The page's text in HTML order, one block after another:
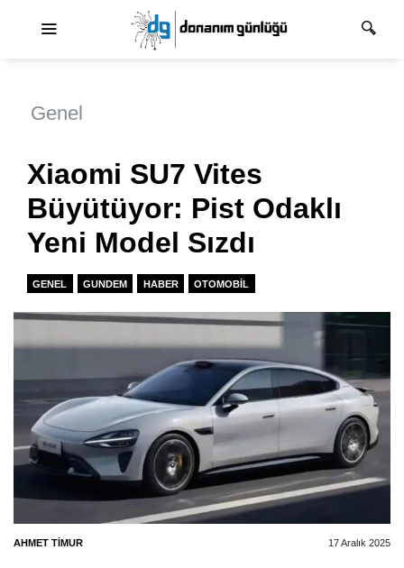
Genel
Xiaomi SU7 Vites
Büyütüyor: Pist Odaklı
Yeni Model Sızdı
GENEL GUNDEM HABER OTOMOBIL
AHMET TIMUR 17 Aralık 2025